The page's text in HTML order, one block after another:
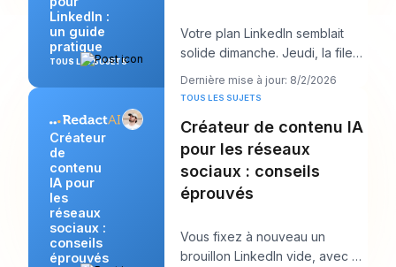
LinkedIn :
un guide
pratique
TOUS LES SUJETS
Votre plan LinkedIn semblait
solide dimanche. Jeudi, la file
d’attente est vide, l’accroche
que vous
Dernière mise à jour: 8/2/2026
Créateur
de
contenu
IA pour
les
réseaux
sociaux :
conseils
éprouvés
TOUS LES SUJETS
Créateur de contenu IA
pour les réseaux
sociaux : conseils
éprouvés
Vous fixez à nouveau un
brouillon LinkedIn vide, avec un